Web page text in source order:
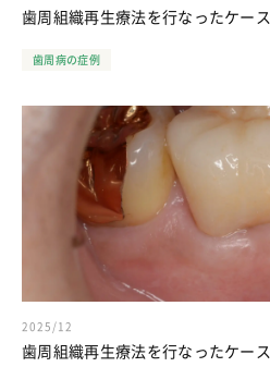
歯周組織再生療法を行なったケース
歯周病の症例
2025/12
歯周組織再生療法を行なったケース